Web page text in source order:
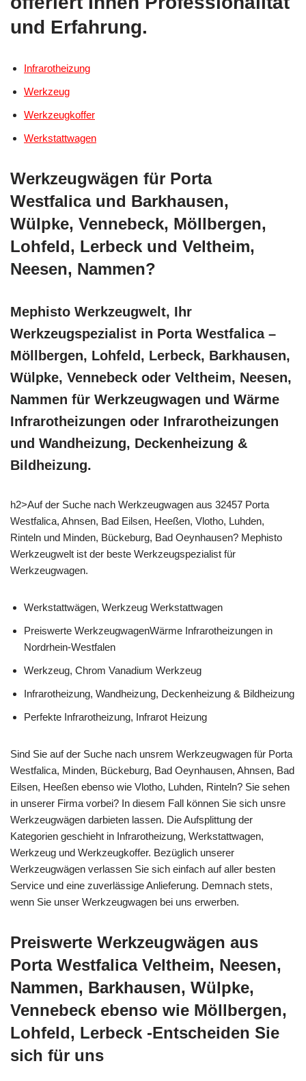
und Erfahrung.
Infrarotheizung
Werkzeug
Werkzeugkoffer
Werkstattwagen
Werkzeugwägen für Porta
Westfalica und Barkhausen,
Wülpke, Vennebeck, Möllbergen,
Lohfeld, Lerbeck und Veltheim,
Neesen, Nammen?
Mephisto Werkzeugwelt, Ihr
Werkzeugspezialist in Porta Westfalica –
Möllbergen, Lohfeld, Lerbeck, Barkhausen,
Wülpke, Vennebeck oder Veltheim, Neesen,
Nammen für Werkzeugwagen und Wärme
Infrarotheizungen oder Infrarotheizungen
und Wandheizung, Deckenheizung &
Bildheizung.
h2>Auf der Suche nach Werkzeugwagen aus 32457 Porta
Westfalica, Ahnsen, Bad Eilsen, Heeßen, Vlotho, Luhden,
Rinteln und Minden, Bückeburg, Bad Oeynhausen? Mephisto
Werkzeugwelt ist der beste Werkzeugspezialist für
Werkzeugwagen.
Werkstattwägen, Werkzeug Werkstattwagen
Preiswerte WerkzeugwagenWärme Infrarotheizungen in
Nordrhein-Westfalen
Werkzeug, Chrom Vanadium Werkzeug
Infrarotheizung, Wandheizung, Deckenheizung & Bildheizung
Perfekte Infrarotheizung, Infrarot Heizung
Sind Sie auf der Suche nach unsrem Werkzeugwagen für Porta
Westfalica, Minden, Bückeburg, Bad Oeynhausen, Ahnsen, Bad
Eilsen, Heeßen ebenso wie Vlotho, Luhden, Rinteln? Sie sehen
in unserer Firma vorbei? In diesem Fall können Sie sich unsre
Werkzeugwägen darbieten lassen. Die Aufsplittung der
Kategorien geschieht in Infrarotheizung, Werkstattwagen,
Werkzeug und Werkzeugkoffer. Bezüglich unserer
Werkzeugwägen verlassen Sie sich einfach auf aller besten
Service und eine zuverlässige Anlieferung. Demnach stets,
wenn Sie unser Werkzeugwagen bei uns erwerben.
Preiswerte Werkzeugwägen aus
Porta Westfalica Veltheim, Neesen,
Nammen, Barkhausen, Wülpke,
Vennebeck ebenso wie Möllbergen,
Lohfeld, Lerbeck -Entscheiden Sie
sich für uns